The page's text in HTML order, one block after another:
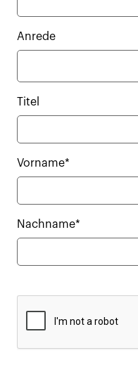
Anrede
Titel
Vorname*
Nachname*